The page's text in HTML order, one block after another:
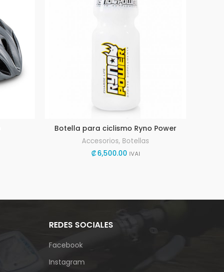
Botella para ciclismo Ryno Power
Accesorios, Botellas
₡6,500.00 IVAI
REDES SOCIALES
Facebook
Instagram